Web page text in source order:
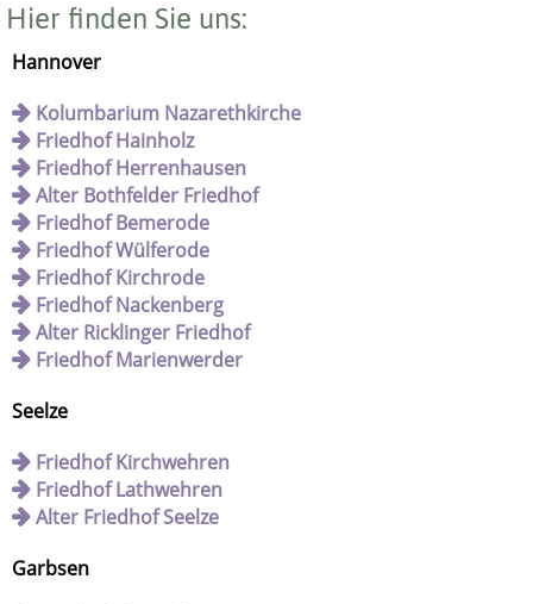
Hier finden Sie uns:
Hannover
Kolumbarium Nazarethkirche
Friedhof Hainholz
Friedhof Herrenhausen
Alter Bothfelder Friedhof
Friedhof Bemerode
Friedhof Wülferode
Friedhof Kirchrode
Friedhof Nackenberg
Alter Ricklinger Friedhof
Friedhof Marienwerder
Seelze
Friedhof Kirchwehren
Friedhof Lathwehren
Alter Friedhof Seelze
Garbsen